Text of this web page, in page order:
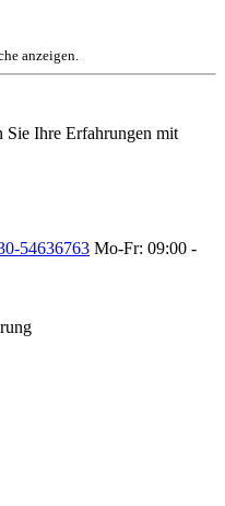
anzeigen.
Sie Ihre Erfahrungen mit
54636763 Mo-Fr: 09:00 -